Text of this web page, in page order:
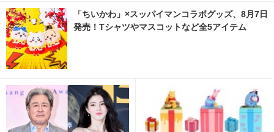
「ちいかわ」×スッパイマンコラボグッズ、8月7日
発売！Tシャツやマスコットなど全5アイテム